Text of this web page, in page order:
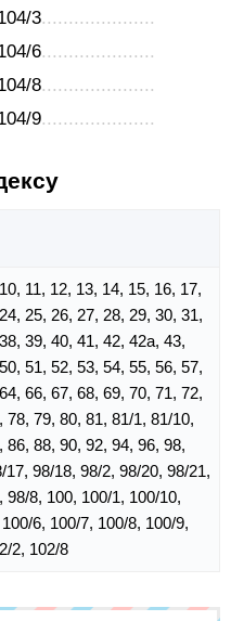
3
6
8
9
11, 12, 13, 14, 15, 16, 17,
25, 26, 27, 28, 29, 30, 31,
39, 40, 41, 42, 42а, 43,
51, 52, 53, 54, 55, 56, 57,
66, 67, 68, 69, 70, 71, 72,
78, 79, 80, 81, 81/1, 81/10,
86, 88, 90, 92, 94, 96, 98,
98/18, 98/2, 98/20, 98/21,
98/8, 100, 100/1, 100/10,
6, 100/7, 100/8, 100/9,
2, 102/8